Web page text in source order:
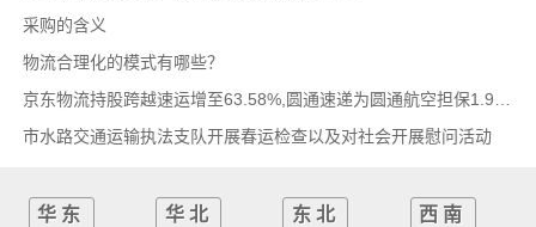
采购的含义
物流合理化的模式有哪些？
市水路交通运输执法支队开展春运检查以及对社会开展慰问活动
华东
华北
东北
西南